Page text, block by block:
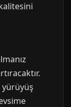
yürüyüş